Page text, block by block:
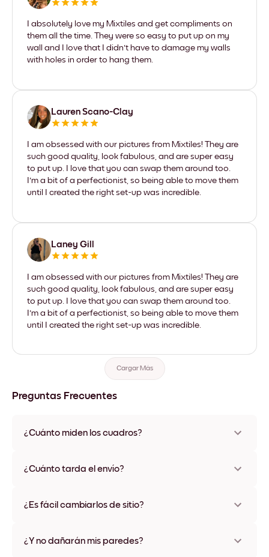
I absolutely love my Mixtiles and get compliments on
them all the time. They were so easy to put up on my
wall and I love that I didn't have to damage my walls
with holes in order to hang them.
Lauren Scano-Clay
I am obsessed with our pictures from Mixtiles! They are
such good quality, look fabulous, and are super easy
to put up. I love that you can swap them around too.
I'm a bit of a perfectionist, so being able to move them
until I created the right set-up was incredible.
Laney Gill
I am obsessed with our pictures from Mixtiles! They are
such good quality, look fabulous, and are super easy
to put up. I love that you can swap them around too.
I'm a bit of a perfectionist, so being able to move them
until I created the right set-up was incredible.
Cargar Más
Preguntas Frecuentes
¿Cuánto miden los cuadros?
varios materiales y colores de marco, incluidas opciones sin
¿Cuánto tarda el envío?
disponibles en algunos países. Te enviaremos un número de
¿Es fácil cambiarlos de sitio?
ningún daño
¿Y no dañarán mis paredes?